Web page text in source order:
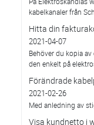
kabelkanaler från
Hitta din
2021-04-07
Behöver du kopia
den enkelt på
Förändrade
2021-02-26
Med anledning av
Visa kundnetto i